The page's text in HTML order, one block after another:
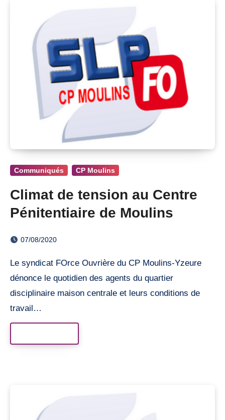
Communiqués CP Moulins
Climat de tension au Centre
Pénitentiaire de Moulins
07/08/2020
Le syndicat FOrce Ouvrière du CP Moulins-Yzeure
dénonce le quotidien des agents du quartier
disciplinaire maison centrale et leurs conditions de
travail…